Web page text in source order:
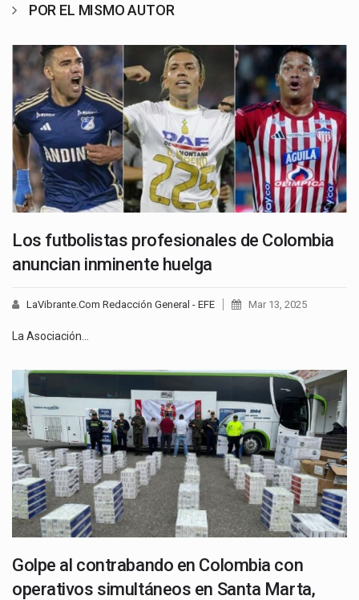
POR EL MISMO AUTOR
Los futbolistas profesionales de Colombia
anuncian inminente huelga
LaVibrante.Com Redacción General - EFE Mar 13, 2025
La Asociación…
Golpe al contrabando en Colombia con
operativos simultáneos en Santa Marta,